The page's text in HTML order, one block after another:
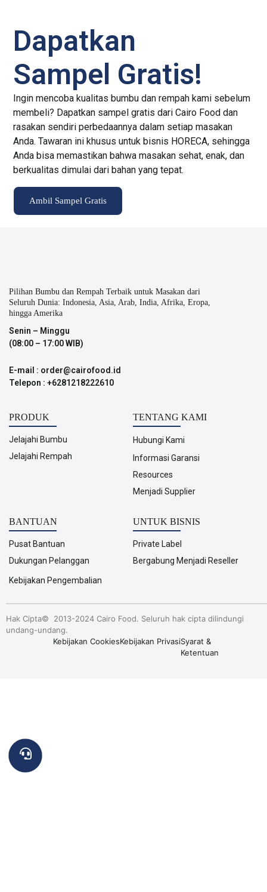
Dapatkan
Sampel Gratis!
Ingin mencoba kualitas bumbu dan rempah kami sebelum
membeli? Dapatkan sampel gratis dari Cairo Food dan
rasakan sendiri perbedaannya dalam setiap masakan
Anda. Tawaran ini khusus untuk bisnis HORECA, sehingga
Anda bisa memastikan bahwa masakan sehat, enak, dan
berkualitas dimulai dari bahan yang tepat.
Ambil Sampel Gratis
Pilihan Bumbu dan Rempah Terbaik untuk Masakan dari
Seluruh Dunia: Indonesia, Asia, Arab, India, Afrika, Eropa,
hingga Amerika
Senin – Minggu
(08:00 – 17:00 WIB)
E-mail : order@cairofood.id
Telepon : +6281218222610
PRODUK
Jelajahi Bumbu
Jelajahi Rempah
TENTANG KAMI
Hubungi Kami
Informasi Garansi
Resources
Menjadi Supplier
BANTUAN
Pusat Bantuan
Dukungan Pelanggan
Kebijakan Pengembalian
UNTUK BISNIS
Private Label
Bergabung Menjadi Reseller
Hak Cipta© 2013-2024 Cairo Food. Seluruh hak cipta dilindungi
undang-undang.
Kebijakan CookiesKebijakan PrivasiSyarat &
Ketentuan